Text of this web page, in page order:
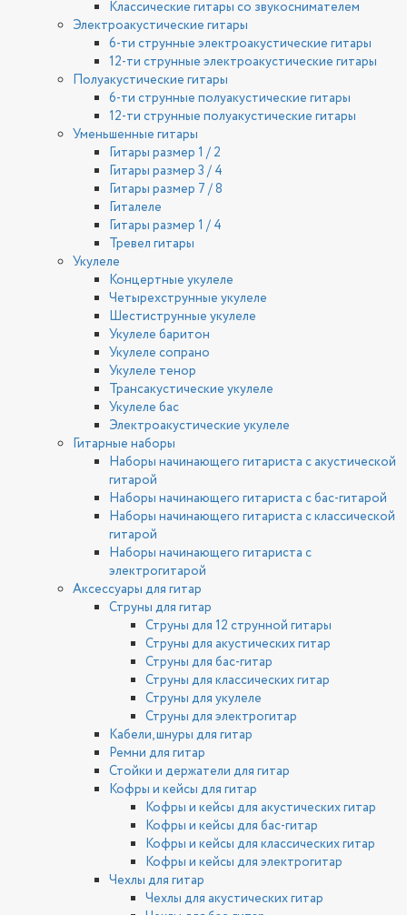
Классические гитары со звукоснимателем
Электроакустические гитары
6-ти струнные электроакустические гитары
12-ти струнные электроакустические гитары
Полуакустические гитары
6-ти струнные полуакустические гитары
12-ти струнные полуакустические гитары
Уменьшенные гитары
Гитары размер 1 / 2
Гитары размер 3 / 4
Гитары размер 7 / 8
Гиталеле
Гитары размер 1 / 4
Тревел гитары
Укулеле
Концертные укулеле
Четырехструнные укулеле
Шестиструнные укулеле
Укулеле баритон
Укулеле сопрано
Укулеле тенор
Трансакустические укулеле
Укулеле бас
Электроакустические укулеле
Гитарные наборы
Наборы начинающего гитариста с акустической
гитарой
Наборы начинающего гитариста с бас-гитарой
Наборы начинающего гитариста с классической
гитарой
Наборы начинающего гитариста с
электрогитарой
Аксессуары для гитар
Струны для гитар
Струны для 12 струнной гитары
Струны для акустических гитар
Струны для бас-гитар
Струны для классических гитар
Струны для укулеле
Струны для электрогитар
Кабели, шнуры для гитар
Ремни для гитар
Стойки и держатели для гитар
Кофры и кейсы для гитар
Кофры и кейсы для акустических гитар
Кофры и кейсы для бас-гитар
Кофры и кейсы для классических гитар
Кофры и кейсы для электрогитар
Чехлы для гитар
Чехлы для акустических гитар